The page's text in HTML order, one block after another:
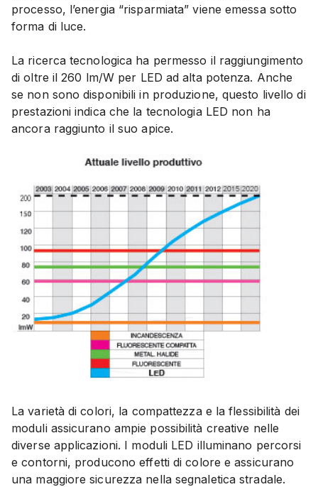
processo, l’energia “risparmiata” viene emessa sotto
forma di luce.
La ricerca tecnologica ha permesso il raggiungimento
di oltre il 260 lm/W per LED ad alta potenza. Anche
se non sono disponibili in produzione, questo livello di
prestazioni indica che la tecnologia LED non ha
ancora raggiunto il suo apice.
La varietà di colori, la compattezza e la flessibilità dei
moduli assicurano ampie possibilità creative nelle
diverse applicazioni. I moduli LED illuminano percorsi
e contorni, producono effetti di colore e assicurano
una maggiore sicurezza nella segnaletica stradale.